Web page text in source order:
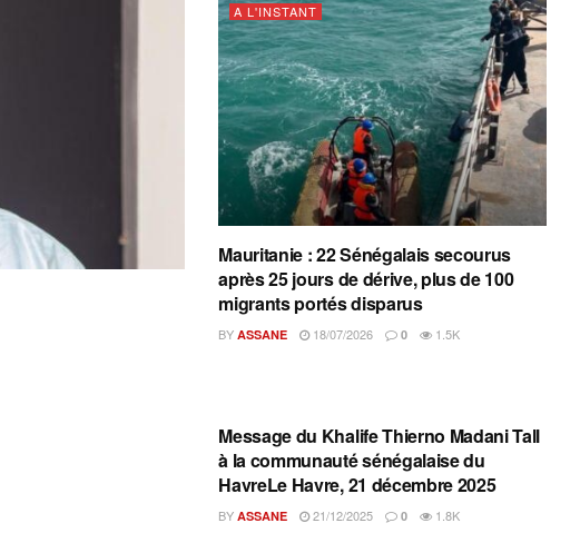
A L'INSTANT
Mauritanie : 22 Sénégalais secourus
après 25 jours de dérive, plus de 100
migrants portés disparus
BY ASSANE 18/07/2026 0 1.5K
A L'INSTANT
Message du Khalife Thierno Madani Tall
à la communauté sénégalaise du
HavreLe Havre, 21 décembre 2025
BY ASSANE 21/12/2025 0 1.8K